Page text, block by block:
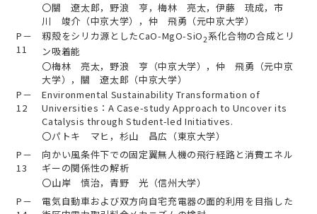
〇關 遼太郎，野浪 亨，梅林 亮太，伊藤 琉成，市
川 竣介（中京大学），仲 飛勇（元中京大学）
P－
11
籾殻をシリカ源としたCaO-MgO-SiO2系化合物の合成とリ
ン吸着能
〇梅林 亮太，野浪 亨（中京大学），仲 飛勇（元中京
大学），關 遼太郎（中京大学）
P－
12
Environmental Sustainability Transformation of
Universities：A Case-study Approach to Uncover its
Catalysis through Student-led Initiatives.
〇パトキ マヒ，杉山 昌広（東京大学）
P－
13
向かい風条件下での固定翼無人機の飛行経路と消費エネル
ギーの関係性の解析
〇山岸 慎治，青野 光（信州大学）
P－
電気自動車および双方向自宅充電器の面的利用を目指した